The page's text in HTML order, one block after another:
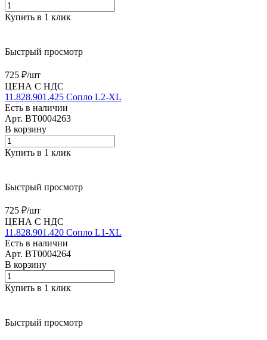
Купить в 1 клик
Быстрый просмотр
725 ₽/шт
ЦЕНА С НДС
11.828.901.425 Сопло L2-XL
Есть в наличии
Арт. BT0004263
В корзину
Купить в 1 клик
Быстрый просмотр
725 ₽/шт
ЦЕНА С НДС
11.828.901.420 Сопло L1-XL
Есть в наличии
Арт. BT0004264
В корзину
Купить в 1 клик
Быстрый просмотр